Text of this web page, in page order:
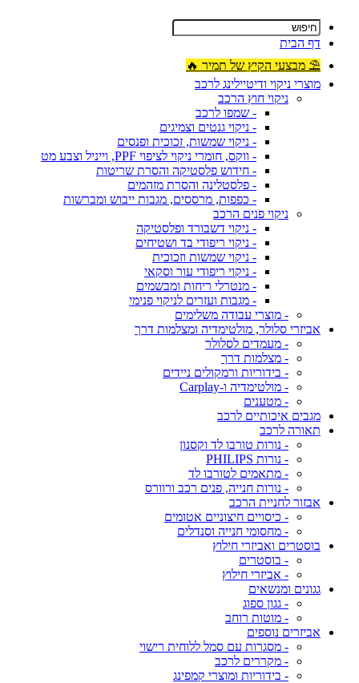
דף הבית
⛱ מבצעי הקיץ של תמיר 🔥
מוצרי ניקוי ודיטיילינג לרכב
ניקוי חוץ הרכב
- שמפו לרכב
- ניקוי גנטים וצמיגים
- ניקוי שמשות, זכוכית ופנסים
- ווקס, חומרי ניקוי לציפוי PPF, וייניל וצבע מט
- חידוש פלסטיקה והסרת שריטות
- פלסטלינה והסרת מזהמים
- כפפות, מרססים, מגבות ייבוש ומברשות
ניקוי פנים הרכב
- ניקוי דשבורד ופלסטיקה
- ניקוי ריפודי בד ושטיחים
- ניקוי שמשות וזכוכית
- ניקוי ריפודי עור וסקאי
- מנטרלי ריחות ומבשמים
- מגבות ועזרים לניקוי פנימי
- מוצרי עבודה משלימים
אביזרי סלולר, מולטימדיה ומצלמות דרך
- מעמדים לסלולר
- מצלמות דרך
- בידוריות ורמקולים ניידים
- מולטימדיה ו-Carplay
- מטענים
מגבים איכותיים לרכב
תאורה לרכב
- נורות טורבו לד וקסנון
- נורות PHILIPS
- מתאמים לטורבו לד
- נורות חנייה, פנים רכב ורוורס
אבזור לחניית הרכב
- כיסויים חיצוניים אטומים
- מחסומי חנייה וסנדלים
בוסטרים ואביזרי חילוץ
- בוסטרים
- אביזרי חילוץ
גגונים ומנשאים
- גגון ספוג
- מוטות רוחב
אביזרים נוספים
- מסגרות עם סמל ללוחית רישוי
- מקררים לרכב
- בידוריות ומוצרי קמפינג